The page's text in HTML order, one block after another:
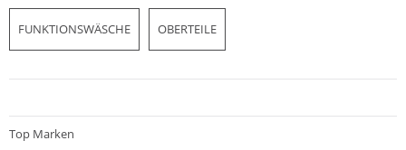
FUNKTIONSWÄSCHE OBERTEILE
Top Marken